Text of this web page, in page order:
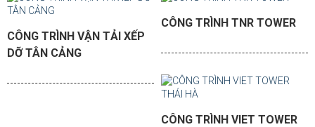
CÔNG TRÌNH VẬN TẢI XẾP
DỠ TÂN CẢNG
CÔNG TRÌNH TNR TOWER
CÔNG TRÌNH VIET TOWER